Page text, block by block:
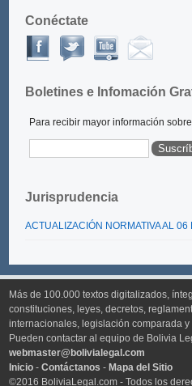
Conéctate
Boletines e Infomación
Para recibir mayor información
Jurisprudencia
ACTUALIZACIÓN NORMATIVA AL
Más de 100.000 textos digitalizados,
constituciones, leyes, decretos,
internacionales, legislación comparada
Pueden contactar al equipo de Bolivia
webmaster@bolivialegal.com
Inicio -Contáctanos - Mapa del Sitio
©2016 BoliviaLegal.com - Todos los